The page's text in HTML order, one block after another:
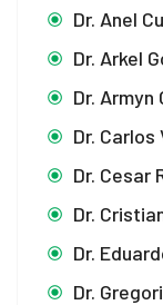
Dr. Anel
Dr. Arkel
Dr. Armyn
Dr.
Dr. Cesar
Dr.
Dr.
Dr.